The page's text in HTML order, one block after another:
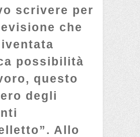
scrivere per
che
possibilità
questo
degli
Allo